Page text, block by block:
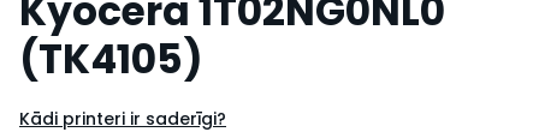
Kyocera 1T02NG0NL0
(TK4105)
Kādi printeri ir saderīgi?